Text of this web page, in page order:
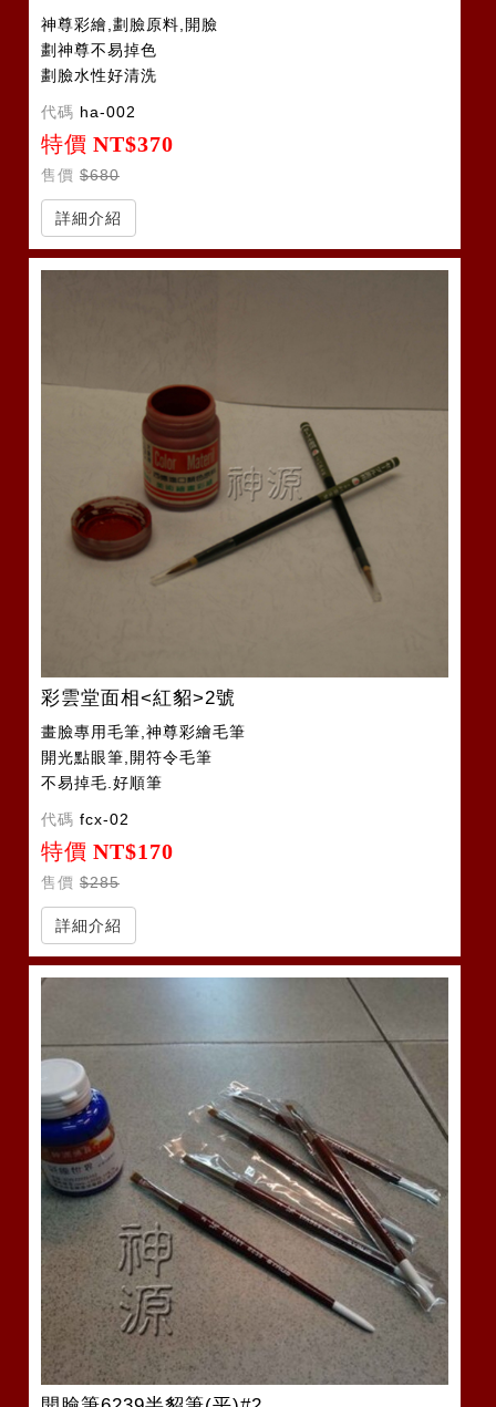
神尊彩繪,劃臉原料,開臉
劃神尊不易掉色
劃臉水性好清洗
代碼 ha-002
特價 NT$370
售價 $680
詳細介紹
彩雲堂面相<紅貂>2號
畫臉專用毛筆,神尊彩繪毛筆
開光點眼筆,開符令毛筆
不易掉毛.好順筆
代碼 fcx-02
特價 NT$170
售價 $285
詳細介紹